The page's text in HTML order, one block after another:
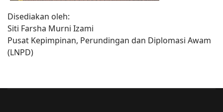
Disediakan oleh:
Siti Farsha Murni Izami
Pusat Kepimpinan, Perundingan dan Diplomasi Awam
(LNPD)